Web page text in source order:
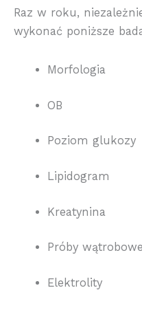
Raz w roku,
wykonać poniższe
Morfologia
OB
Poziom glukozy
Lipidogram
Kreatynina
Próby wątrobowe
Elektrolity